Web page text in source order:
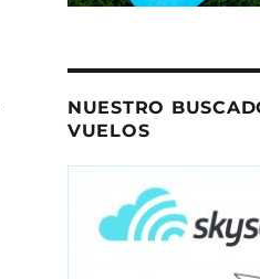
NUESTRO
VUELOS